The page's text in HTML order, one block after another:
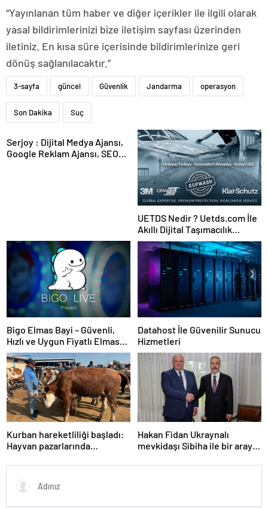
“Yayınlanan tüm haber ve diğer içerikler ile ilgili olarak
yasal bildirimlerinizi bize iletişim sayfası üzerinden
iletiniz. En kısa süre içerisinde bildirimlerinize geri
dönüş sağlanılacaktır.”
3-sayfa güncel Güvenlik Jandarma operasyon
Son Dakika Suç
Serjoy : Dijital Medya Ajansı,
Google Reklam Ajansı, SEO
UETDS Nedir ? Uetds.com İle
Akıllı Dijital Taşımacılık
Yazılımı
Bigo Elmas Bayi – Güvenli,
Hızlı ve Uygun Fiyatlı Elmas
Satın Almanın Yeni Adresi
Datahost İle Güvenilir Sunucu
Hizmetleri
Kurban hareketliliği başladı:
Hayvan pazarlarında
Hakan Fidan Ukraynalı
mevkidaşı Sibiha ile bir araya